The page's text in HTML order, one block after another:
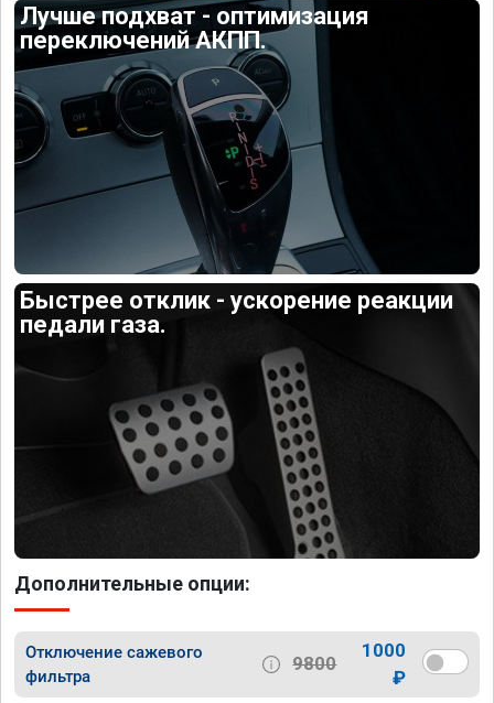
Лучше подхват - оптимизация
переключений АКПП.
Быстрее отклик - ускорение реакции
педали газа.
Дополнительные опции:
Отключение сажевого
фильтра
9800
1000
₽